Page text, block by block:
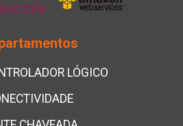
LÓGICO